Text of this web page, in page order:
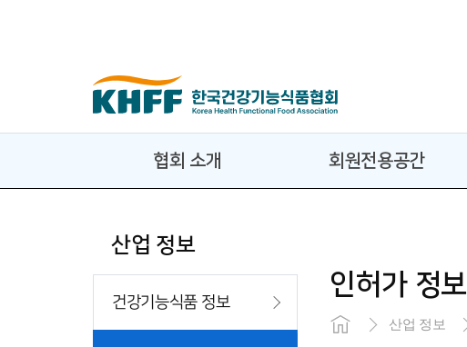
협회 소개 회원전용공간
산업 정보
건강기능식품 정보
인허가 정보
산업 정보